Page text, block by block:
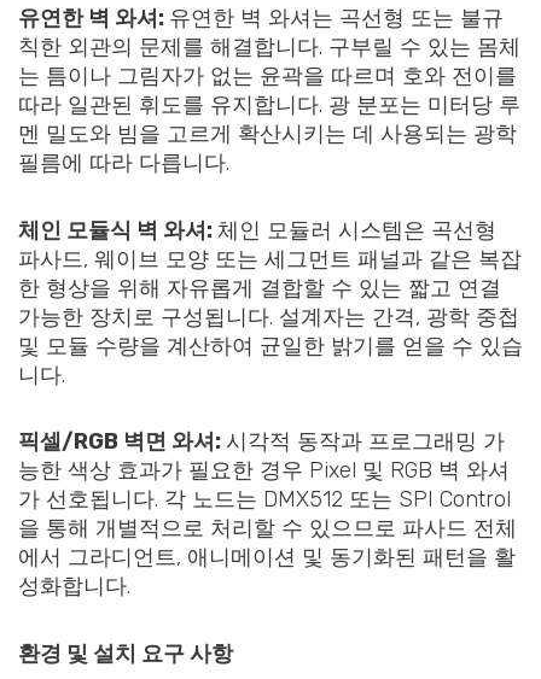
유연한 벽 와셔: 유연한 벽 와셔는 곡선형 또는 불규
칙한 외관의 문제를 해결합니다. 구부릴 수 있는 몸체
는 틈이나 그림자가 없는 윤곽을 따르며 호와 전이를
따라 일관된 휘도를 유지합니다. 광 분포는 미터당 루
멘 밀도와 빔을 고르게 확산시키는 데 사용되는 광학
필름에 따라 다릅니다.
체인 모듈식 벽 와셔: 체인 모듈러 시스템은 곡선형
파사드, 웨이브 모양 또는 세그먼트 패널과 같은 복잡
한 형상을 위해 자유롭게 결합할 수 있는 짧고 연결
가능한 장치로 구성됩니다. 설계자는 간격, 광학 중첩
및 모듈 수량을 계산하여 균일한 밝기를 얻을 수 있습
니다.
픽셀/RGB 벽면 와셔: 시각적 동작과 프로그래밍 가
능한 색상 효과가 필요한 경우 Pixel 및 RGB 벽 와셔
가 선호됩니다. 각 노드는 DMX512 또는 SPI Control
을 통해 개별적으로 처리할 수 있으므로 파사드 전체
에서 그라디언트, 애니메이션 및 동기화된 패턴을 활
성화합니다.
환경 및 설치 요구 사항